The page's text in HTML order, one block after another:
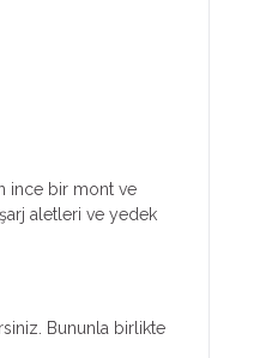
ince bir mont ve
aletleri ve yedek
Bununla birlikte